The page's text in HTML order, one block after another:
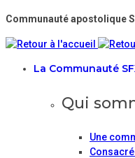
Communauté apostolique
La Communauté
Qui
Une